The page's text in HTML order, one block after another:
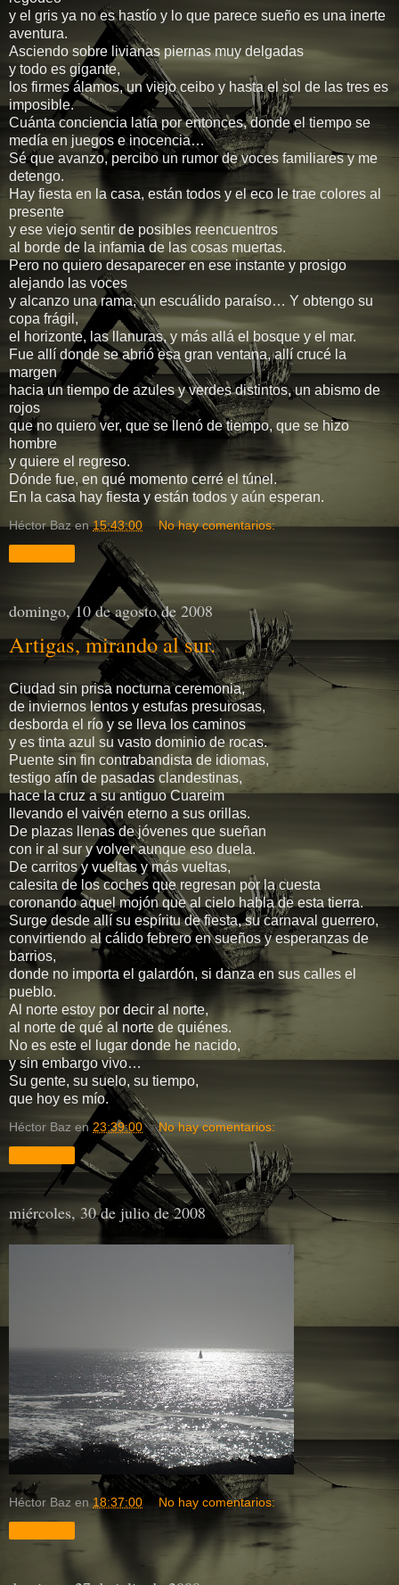
y el gris ya no es hastío y lo que parece sueño es una inerte
aventura.
Asciendo sobre livianas piernas muy delgadas
y todo es gigante,
los firmes álamos, un viejo ceibo y hasta el sol de las tres es
imposible.
Cuánta conciencia latía por entonces, donde el tiempo se
medía en juegos e inocencia…
Sé que avanzo, percibo un rumor de voces familiares y me
detengo.
Hay fiesta en la casa, están todos y el eco le trae colores al
presente
y ese viejo sentir de posibles reencuentros
al borde de la infamia de las cosas muertas.
Pero no quiero desaparecer en ese instante y prosigo
alejando las voces
y alcanzo una rama, un escuálido paraíso… Y obtengo su
copa frágil,
el horizonte, las llanuras, y más allá el bosque y el mar.
Fue allí donde se abrió esa gran ventana, allí crucé la
margen
hacia un tiempo de azules y verdes distintos, un abismo de
rojos
que no quiero ver, que se llenó de tiempo, que se hizo
hombre
y quiere el regreso.
Dónde fue, en qué momento cerré el túnel.
En la casa hay fiesta y están todos y aún esperan.
Héctor Baz en15:43:00 No hay comentarios:
domingo, 10 de agosto de 2008
Artigas, mirando al sur.
Ciudad sin prisa nocturna ceremonia,
de inviernos lentos y estufas presurosas,
desborda el río y se lleva los caminos
y es tinta azul su vasto dominio de rocas.
Puente sin fin contrabandista de idiomas,
testigo afín de pasadas clandestinas,
hace la cruz a su antiguo Cuareim
llevando el vaivén eterno a sus orillas.
De plazas llenas de jóvenes que sueñan
con ir al sur y volver aunque eso duela.
De carritos y vueltas y más vueltas,
calesita de los coches que regresan por la cuesta
coronando aquel mojón que al cielo habla de esta tierra.
Surge desde allí su espíritu de fiesta, su carnaval guerrero,
convirtiendo al cálido febrero en sueños y esperanzas de
barrios,
donde no importa el galardón, si danza en sus calles el
pueblo.
Al norte estoy por decir al norte,
al norte de qué al norte de quiénes.
No es este el lugar donde he nacido,
y sin embargo vivo…
Su gente, su suelo, su tiempo,
que hoy es mío.
Héctor Baz en 23:39:00 No hay comentarios:
miércoles, 30 de julio de 2008
Héctor Baz en 18:37:00 No hay comentarios: